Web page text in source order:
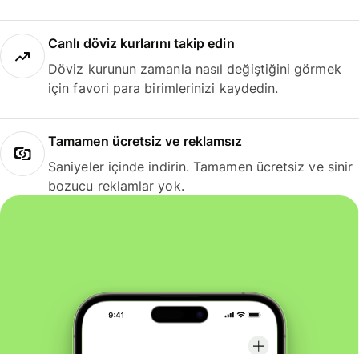
Canlı döviz kurlarını takip edin
Döviz kurunun zamanla nasıl değiştiğini görmek
için favori para birimlerinizi kaydedin.
Tamamen ücretsiz ve reklamsız
Saniyeler içinde indirin. Tamamen ücretsiz ve sinir
bozucu reklamlar yok.